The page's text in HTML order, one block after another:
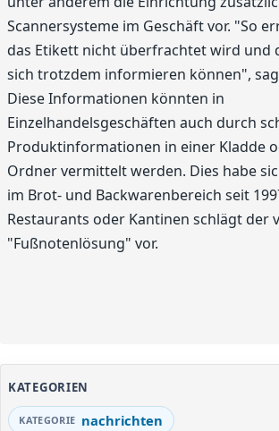
Scannersysteme im Geschäft vor. "So
das Etikett nicht überfrachtet wird und
sich trotzdem informieren können",
Diese Informationen könnten in
Einzelhandelsgeschäften auch durch
Produktinformationen in einer Kladde
Ordner vermittelt werden. Dies habe
im Brot- und Backwarenbereich seit
Restaurants oder Kantinen schlägt der
"Fußnotenlösung" vor.
KATEGORIEN
nachrichten